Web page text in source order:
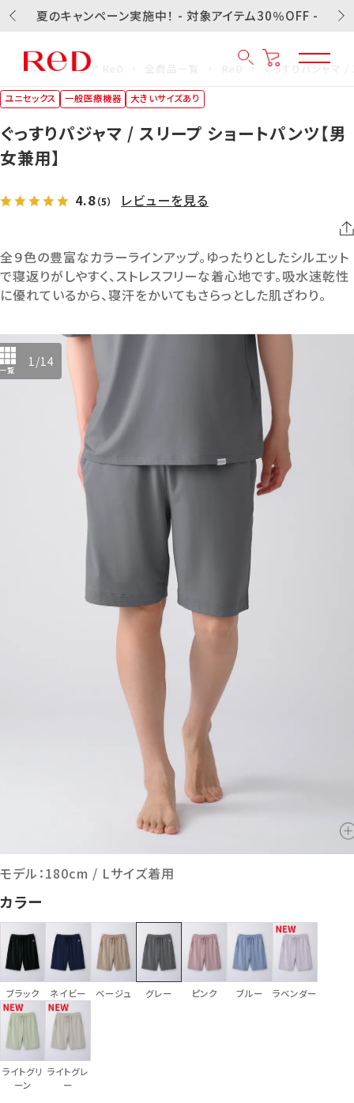
夏のキャンペーン実施中！ - 対象アイテム30％OFF -
リカバリーウェア ReD ぐっすりパジャマ
ユニセックス 一般医療機器 大きいサイズあり
ぐっすりパジャマ / スリープ ショートパンツ【男
女兼用】
4.8（5） レビューを見る
全９色の豊富なカラーラインアップ。ゆったりとしたシルエット
で寝返りがしやすく、ストレスフリーな着心地です。吸水速乾性
に優れているから、寝汗をかいてもさらっとした肌ざわり。
一覧
1/14
モデル：180cm / Lサイズ着用
カラー
ブラック ネイビー ベージュ グレー ピンク ブルー ラベンダー
ライトグリ
ーン
ライトグレ
ー